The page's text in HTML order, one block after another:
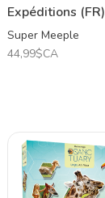
Expéditions (FR)
Super Meeple
44,99$CA